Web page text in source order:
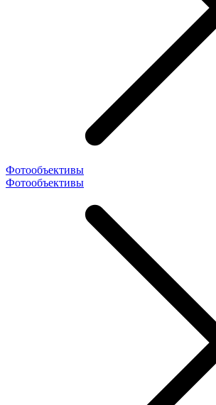
Фотообъективы
Фотообъективы